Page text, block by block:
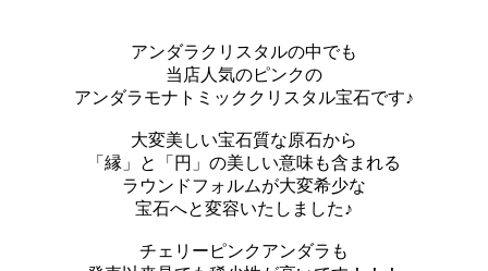
アンダラクリスタルの中でも
当店人気のピンクの
アンダラモナトミッククリスタル宝石です♪
大変美しい宝石質な原石から
「縁」と「円」の美しい意味も含まれる
ラウンドフォルムが大変希少な
宝石へと変容いたしました♪
チェリーピンクアンダラも